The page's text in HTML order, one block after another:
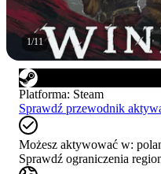
1/11
Platforma: Steam
Sprawdź przewodnik
Możesz aktywować w:
Sprawdź ograniczenia